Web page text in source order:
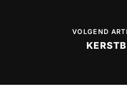
VOLGEND